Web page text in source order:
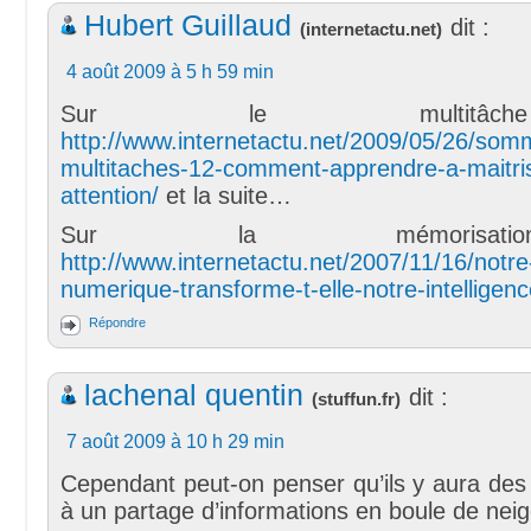
Hubert Guillaud (internetactu.net) dit :
4 août 2009 à 5 h 59 min
Sur le
http://www.internetactu.net/2009/05/26/
multitaches-12-comment-apprendre-a-
attention/ et la suite…
Sur la
http://www.internetactu.net/2007/11/16/
numerique-transforme-t-elle-notre-
Répondre
lachenal quentin (stuffun.fr) dit :
7 août 2009 à 10 h 29 min
Cependant peut-on penser qu’ils y aura
à un partage d’informations en boule de